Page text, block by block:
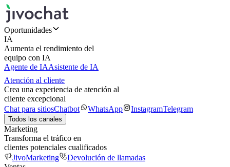
Oportunidades
IA
Aumenta el rendimiento del
equipo con IA
Agente de IAAsistente de IA
Atención al cliente
Crea una experiencia de atención al
cliente excepcional
Chat para sitiosChatbot WhatsApp InstagramTelegram
Todos los canales
Marketing
Transforma el tráfico en
clientes potenciales cualificados
JivoMarketing
Devolución de llamadas